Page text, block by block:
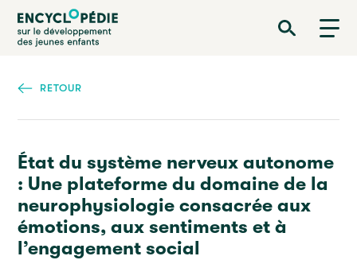
Aller
contenu
Encyclopédie sur le développement des jeunes enfants
RETOUR
État du système nerveux autonome
: Une plateforme du domaine de la
neurophysiologie consacrée aux
émotions, aux sentiments et à
l’engagement social